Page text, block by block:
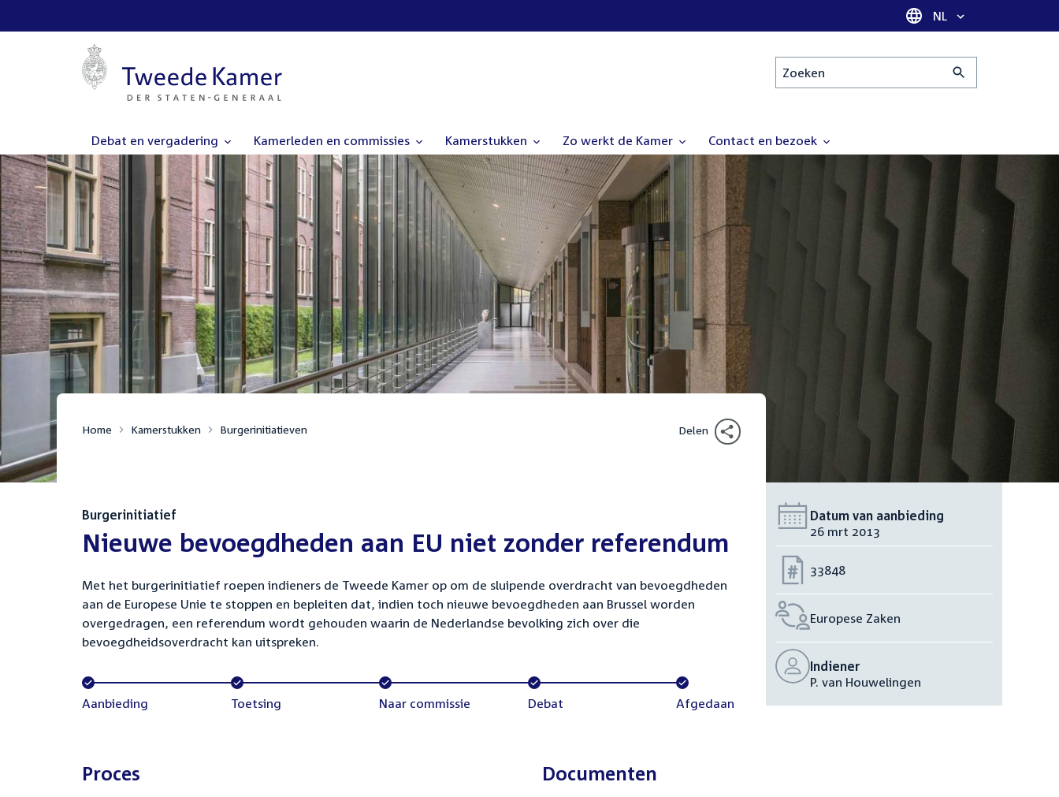
Taal selectie
NL
Zoeken
Debat en vergadering Kamerleden en commissies Kamerstukken Zo werkt de Kamer Contact en bezoek
Home Kamerstukken Burgerinitiatieven Delen
Burgerinitiatief
Nieuwe bevoegdheden aan EU niet zonder referendum
Met het burgerinitiatief roepen indieners de Tweede Kamer op om de sluipende overdracht van bevoegdheden
aan de Europese Unie te stoppen en bepleiten dat, indien toch nieuwe bevoegdheden aan Brussel worden
overgedragen, een referendum wordt gehouden waarin de Nederlandse bevolking zich over die
bevoegdheidsoverdracht kan uitspreken.
Voltooid:
Aanbieding Voltooid:
Toetsing Voltooid:
Naar commissie Voltooid:
Debat Voltooid:
Afgedaan
Datum van aanbieding
26 mrt 2013
Nummer:
33848
Europese Zaken
Indiener
P. van Houwelingen
Proces Documenten